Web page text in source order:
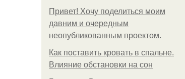
Привет! Хочу поделиться моим
давним и очередным
неопубликованным проектом.
Как поставить кровать в спальне.
Влияние обстановки на сон